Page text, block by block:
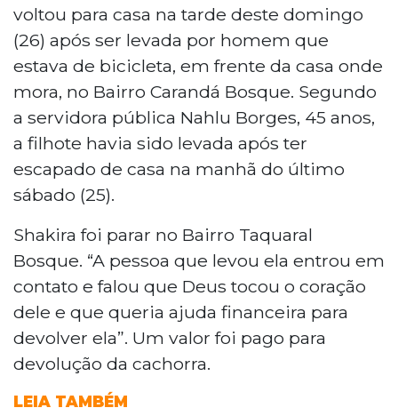
voltou para casa na tarde deste domingo
(26) após ser levada por homem que
estava de bicicleta, em frente da casa onde
mora, no Bairro Carandá Bosque. Segundo
a servidora pública Nahlu Borges, 45 anos,
a filhote havia sido levada após ter
escapado de casa na manhã do último
sábado (25).
Shakira foi parar no Bairro Taquaral
Bosque. “A pessoa que levou ela entrou em
contato e falou que Deus tocou o coração
dele e que queria ajuda financeira para
devolver ela”. Um valor foi pago para
devolução da cachorra.
LEIA TAMBÉM